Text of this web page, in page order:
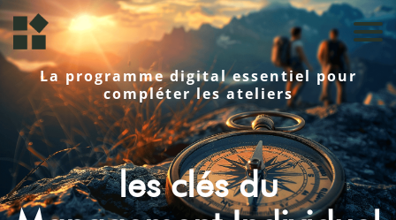
La programme digital essentiel pour
compléter les ateliers
les clés du